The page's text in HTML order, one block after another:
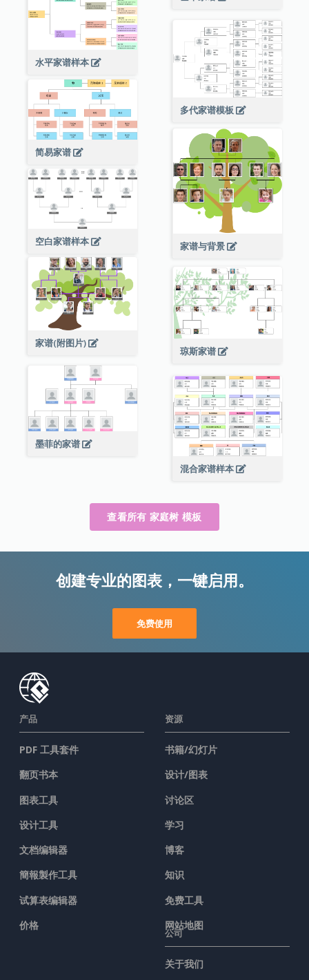
水平家谱样本
多代家谱模板
简易家谱
家谱与背景
空白家谱样本
家谱(附图片)
琼斯家谱
墨菲的家谱
混合家谱样本
查看所有 家庭树 模板
创建专业的图表，一键启用。
免费使用
产品
PDF 工具套件
翻页书本
图表工具
设计工具
文档编辑器
簡報製作工具
试算表编辑器
价格
资源
书籍/幻灯片
设计/图表
讨论区
学习
博客
知识
免费工具
网站地图
公司
关于我们